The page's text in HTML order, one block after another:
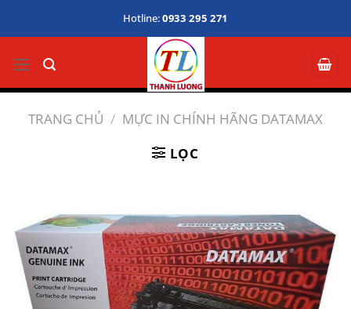
dung
Hotline:0933 295 271
TRANG CHỦ / MỰC IN CHÍNH HÃNG DATAMAX
LỌC